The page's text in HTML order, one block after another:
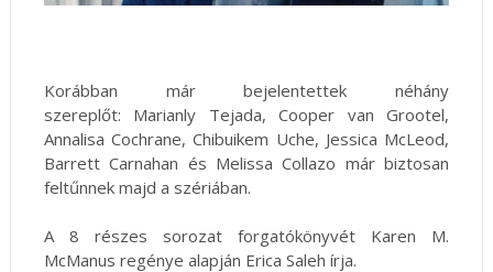
Korábban már bejelentettek néhány
szereplőt: Marianly Tejada, Cooper van Grootel,
Annalisa Cochrane, Chibuikem Uche, Jessica McLeod,
Barrett Carnahan és Melissa Collazo már biztosan
feltűnnek majd a szériában.
A 8 részes sorozat forgatókönyvét Karen M.
McManus regénye alapján Erica Saleh írja.